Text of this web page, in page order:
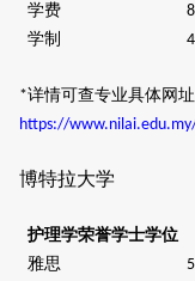
学费
学制
4
*详情可查专业具体网址
https://
博特拉大学
护理学荣誉学士学位
雅思